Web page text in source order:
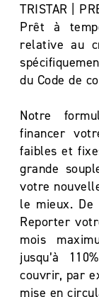
TRISTAR |
Prêt à
relative au
du Code de
Notre
financer
faibles et
grande
votre
le mieux.
Reporter
mois
jusqu’à
couvrir, par
mise en